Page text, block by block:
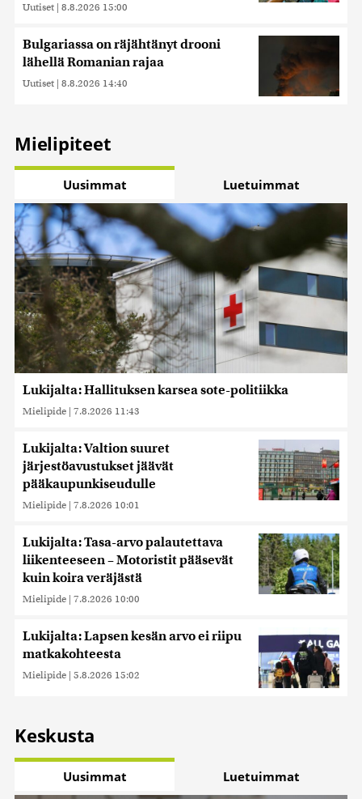
Uutiset | 8.8.2026 15:00
Bulgariassa on räjähtänyt drooni
lähellä Romanian rajaa
Uutiset | 8.8.2026 14:40
Mielipiteet
Uusimmat Luetuimmat
Lukijalta: Hallituksen karsea sote-politiikka
Mielipide | 7.8.2026 11:43
Lukijalta: Valtion suuret
järjestöavustukset jäävät
pääkaupunkiseudulle
Mielipide | 7.8.2026 10:01
Lukijalta: Tasa-arvo palautettava
liikenteeseen – Motoristit pääsevät
kuin koira veräjästä
Mielipide | 7.8.2026 10:00
Lukijalta: Lapsen kesän arvo ei riipu
matkakohteesta
Mielipide | 5.8.2026 15:02
Keskusta
Uusimmat Luetuimmat